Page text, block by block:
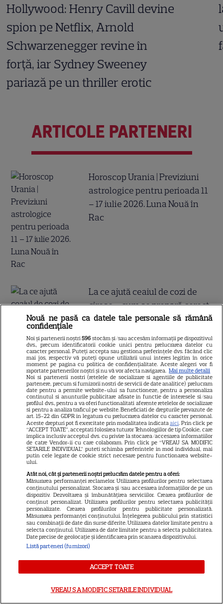
Hollywood: Henry Cavill devine
spion pe Netflix, Arnold
Schwarzenegger revine în
forță, iar Sydney Sweeney
pariază pe un thriller erotic
ARTICOLE PARTENERI
Horoscop Urania | Previziuni
astrologice pentru perioada 11
– 17 iulie 2026. Luna Nouă în
Rac
La ce ajută ceaiul de cozi de
cireșe – cum se prepară corect
Ce înseamnă simbolurile de pe
etichetele hainelor
Tragerile Speciale Loto 6/49
ale Verii din 12 iulie
2026. Report de peste 7,59
milioane de euro la 6/49,
categoria I
ALTE ARTICOLE
INTERESANTE
Nouă ne pasă ca datele tale personale să rămână
confidențiale
Noi și partenerii noștri596 stocăm și/sau accesăm informații pe dispozitivul
dvs., precum identificatorii cookie unici pentru prelucrarea datelor cu
caracter personal. Puteți accepta sau gestiona preferințele dvs. făcând clic
mai jos, respectiv vă puteți opune utilizării unui interes legitim în orice
moment pe pagina cu politica de confidențialitate. Aceste alegeri vor fi
raportate partenerilor noștri și nu vă vor afecta navigarea. Mai multe detalii
Noi si partenerii nostri (retelele de socializare si agentiile de publicitate
partenere, precum si furnizorii nostri de servicii de date analitice) prelucram
date pentru a permite website-ului sa functioneze, pentru a personaliza
continutul si anunturile publicitare afisate in functie de interesele si/sau
profilul dvs., pentru a va oferi functionalitati aferente retelelor de socializare
si pentru a analiza traficul pe website. Beneficiati de drepturile prevazute de
art. 15-22 din GDPR in legatura cu prelucrarea datelor cu caracter personal.
Aceste drepturi pot fi exercitate prin modalitatea indicataaici. Prin click pe
“ACCEPT TOATE”, acceptati folosirea tuturor Tehnologiilor de tip Cookie, care
implica inclusiv acceptul dvs. cu privire la stocarea/accesarea informatiilor
de catre Vendor-ii cu care colaboram. Prin click pe “VREAU SA MODIFIC
SETARILE INDIVIDUAL” puteti schimba preferintele in mod individual, mai
putin cele legate de cookie strict necesare pentru functionarea website-
ului.
Atât noi, cât și partenerii noștri prelucrăm datele pentru a oferi:
Măsurarea performanței reclamelor. Utilizarea profilurilor pentru selectarea
conținutului personalizat. Stocarea și/sau accesarea informațiilor de pe un
dispozitiv. Dezvoltarea și îmbunătățirea serviciilor. Crearea profilurilor de
conținut personalizat. Utilizarea profilurilor pentru selectarea publicității
personalizate. Crearea profilurilor pentru publicitate personalizată.
Măsurarea performanței conținutului. Înțelegerea publicului prin statistici
sau combinații de date din surse diferite. Utilizarea datelor limitate pentru a
selecta conținutul. Utilizarea de date limitate pentru a selecta publicitatea.
Date precise de geolocație și identificarea prin scanarea dispozitivului.
Listă parteneri (furnizori)
ACCEPT TOATE
VREAU SA MODIFIC SETARILE INDIVIDUAL